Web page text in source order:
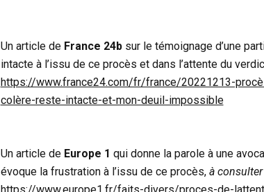
Un article de France 24b sur le témoignage d’une
intacte à l’issu de ce procès et dans l’attente du
https://www.france24.com/fr/france/20221213-
colère-reste-intacte-et-mon-deuil-impossible
Un article de Europe 1 qui donne la parole à une
évoque la frustration à l’issu de ce procès, à
https://www.europe1.fr/faits-divers/proces-de-